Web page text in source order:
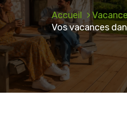
Accueil
Vos vacances